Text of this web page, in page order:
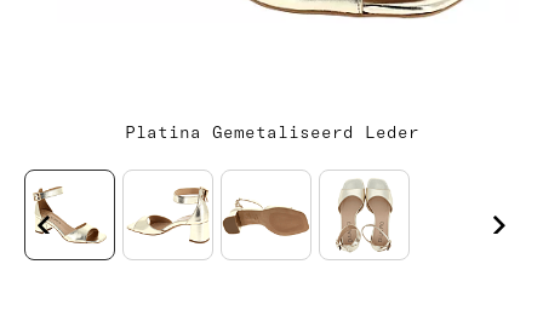
Platina Gemetaliseerd Leder